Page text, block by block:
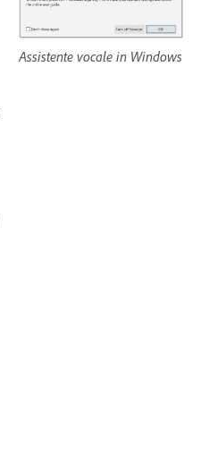
Assistente vocale in Windows